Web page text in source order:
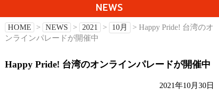
NEWS
HOME > NEWS > 2021 > 10月
> Happy Pride! 台湾のオ
ンラインパレードが開催中
Happy Pride! 台湾のオンラインパレードが開催中
2021年10月30日